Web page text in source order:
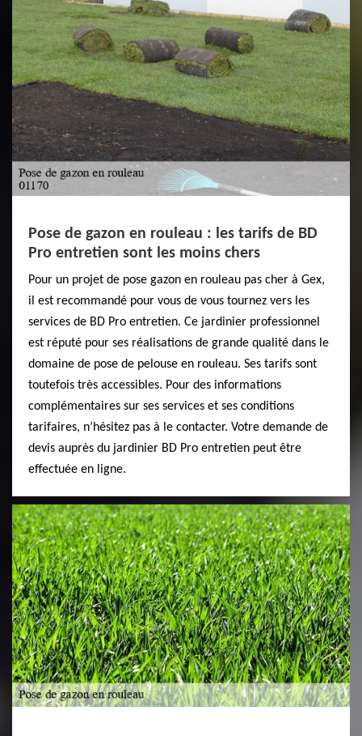
Pose de gazon en rouleau : les tarifs de BD
Pro entretien sont les moins chers
Pour un projet de pose gazon en rouleau pas cher à Gex,
il est recommandé pour vous de vous tournez vers les
services de BD Pro entretien. Ce jardinier professionnel
est réputé pour ses réalisations de grande qualité dans le
domaine de pose de pelouse en rouleau. Ses tarifs sont
toutefois très accessibles. Pour des informations
complémentaires sur ses services et ses conditions
tarifaires, n’hésitez pas à le contacter. Votre demande de
devis auprès du jardinier BD Pro entretien peut être
effectuée en ligne.